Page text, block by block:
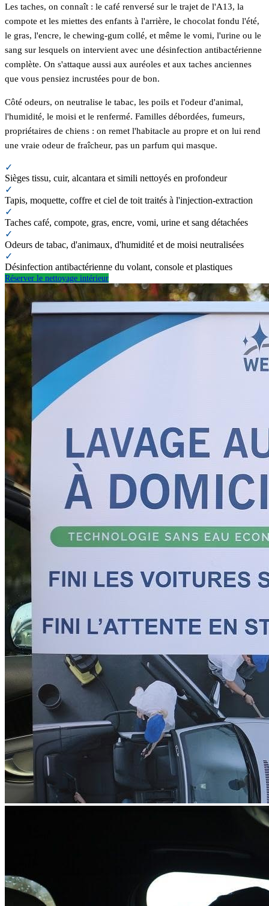
Les taches, on connaît : le café renversé sur le trajet de l'A13, la
compote et les miettes des enfants à l'arrière, le chocolat fondu l'été,
le gras, l'encre, le chewing-gum collé, et même le vomi, l'urine ou le
sang sur lesquels on intervient avec une désinfection antibactérienne
complète. On s'attaque aussi aux auréoles et aux taches anciennes
que vous pensiez incrustées pour de bon.
Côté odeurs, on neutralise le tabac, les poils et l'odeur d'animal,
l'humidité, le moisi et le renfermé. Familles débordées, fumeurs,
propriétaires de chiens : on remet l'habitacle au propre et on lui rend
une vraie odeur de fraîcheur, pas un parfum qui masque.
✓
Sièges tissu, cuir, alcantara et simili nettoyés en profondeur
✓
Tapis, moquette, coffre et ciel de toit traités à l'injection-extraction
✓
Taches café, compote, gras, encre, vomi, urine et sang détachées
✓
Odeurs de tabac, d'animaux, d'humidité et de moisi neutralisées
✓
Désinfection antibactérienne du volant, console et plastiques
Réserver le nettoyage intérieur